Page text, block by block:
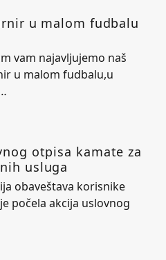
u malom fudbalu
vam najavljujemo naš
u malom fudbalu,u
otpisa kamate za
usluga
obaveštava korisnike
počela akcija uslovnog